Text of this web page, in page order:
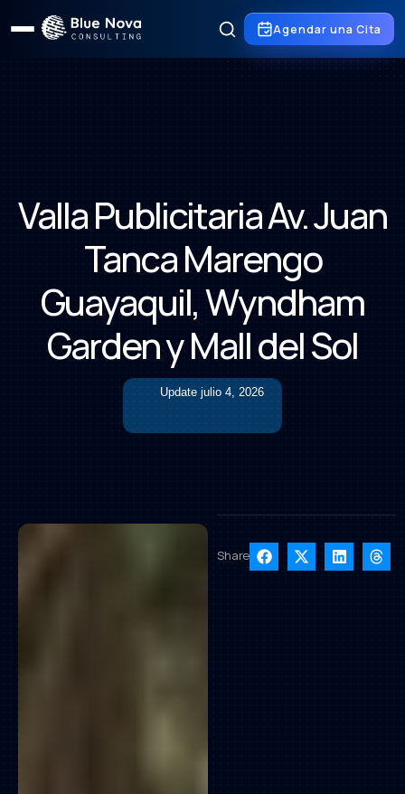
Agendar una Cita
Valla Publicitaria Av. Juan
Tanca Marengo
Guayaquil, Wyndham
Garden y Mall del Sol
Update julio 4, 2026
Share